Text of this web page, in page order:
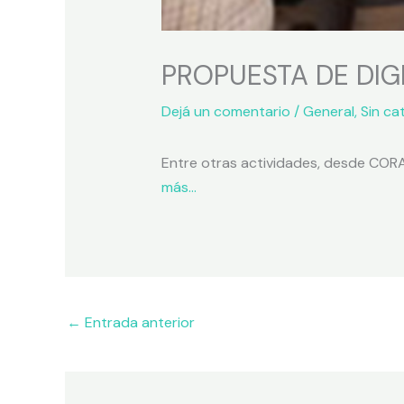
PROPUESTA DE
Dejá un comentario /General,Sin
Entre otras actividades, desde
más…
← Entrada anterior